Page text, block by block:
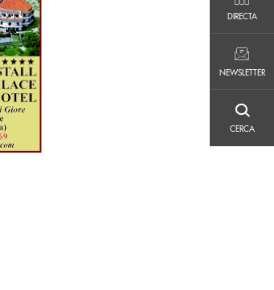
DIRECTA
NEWSLETTER
CERCA